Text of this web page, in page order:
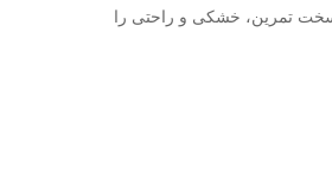
تمرین، خشکی و راحتی را